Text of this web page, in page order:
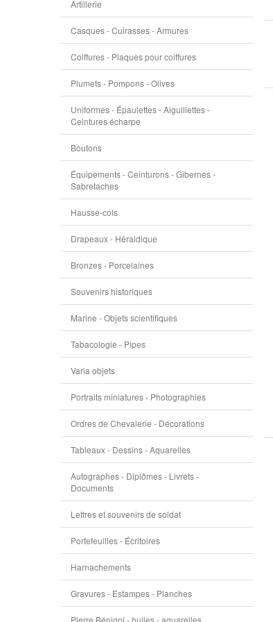
Artillerie
Casques - Cuirasses - Armures
Coiffures - Plaques pour coiffures
Plumets - Pompons - Olives
Uniformes - Épaulettes - Aiguillettes -
Ceintures écharpe
Boutons
Équipements - Ceinturons - Gibernes -
Sabretaches
Hausse-cols
Drapeaux - Héraldique
Bronzes - Porcelaines
Souvenirs historiques
Marine - Objets scientifiques
Tabacologie - Pipes
Varia objets
Portraits miniatures - Photographies
Ordres de Chevalerie - Décorations
Tableaux - Dessins - Aquarelles
Autographes - Diplômes - Livrets -
Documents
Lettres et souvenirs de soldat
Portefeuilles - Écritoires
Harnachements
Gravures - Estampes - Planches
Pierre Bénigni - huiles - aquarelles